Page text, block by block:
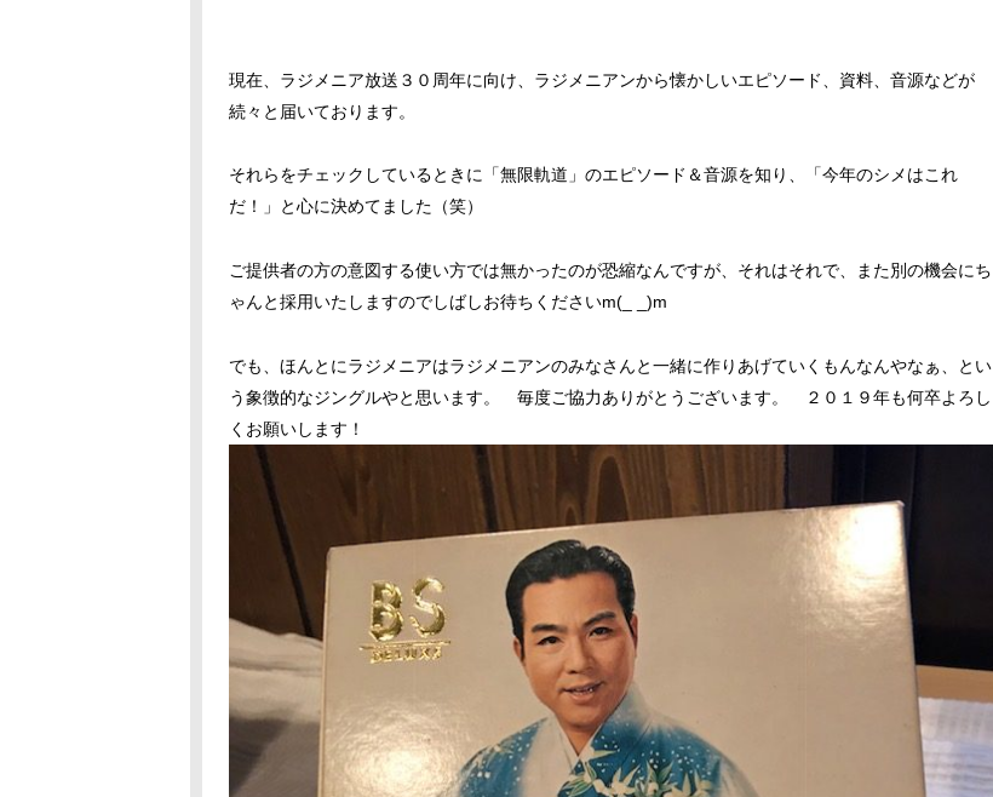
現在、ラジメニア放送３０周年に向け、ラジメニアンから懐かしいエピソード、資料、音源などが
続々と届いております。
それらをチェックしているときに「無限軌道」のエピソード＆音源を知り、「今年のシメはこれ
だ！」と心に決めてました（笑）
ご提供者の方の意図する使い方では無かったのが恐縮なんですが、それはそれで、また別の機会にち
ゃんと採用いたしますのでしばしお待ちくださいm(_ _)m
でも、ほんとにラジメニアはラジメニアンのみなさんと一緒に作りあげていくもんなんやなぁ、とい
う象徴的なジングルやと思います。 毎度ご協力ありがとうございます。 ２０１９年も何卒よろし
くお願いします！